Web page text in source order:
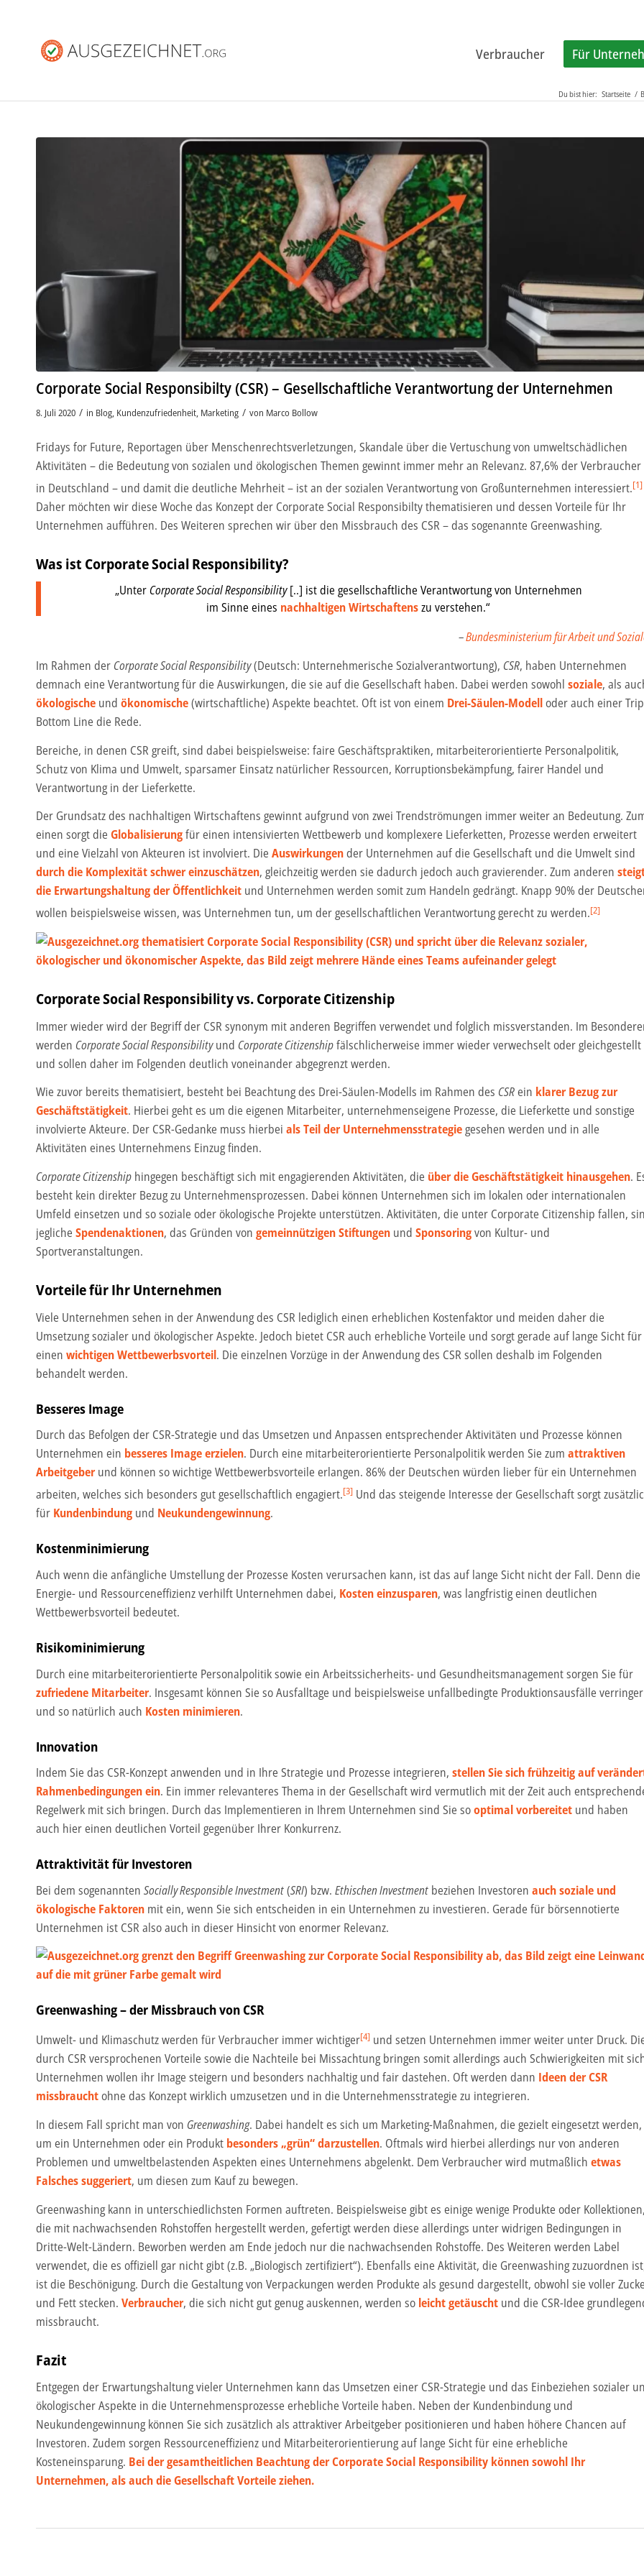
Verbraucher Für
Du bist hier: Startseite /
Corporate Social Responsibilty (CSR) – Gesellschaftliche Verantwortung der Unternehmen
8. Juli 2020 / in Blog, Kundenzufriedenheit, Marketing / von Marco Bollow
Fridays for Future, Reportagen über Menschenrechtsverletzungen, Skandale über die Vertuschung von umweltschädlichen
Aktivitäten – die Bedeutung von sozialen und ökologischen Themen gewinnt immer mehr an Relevanz. 87,6% der Verbraucher
in Deutschland – und damit die deutliche Mehrheit – ist an der sozialen Verantwortung von Großunternehmen interessiert.[1]
Daher möchten wir diese Woche das Konzept der Corporate Social Responsibilty thematisieren und dessen Vorteile für Ihr
Unternehmen aufführen. Des Weiteren sprechen wir über den Missbrauch des CSR – das sogenannte Greenwashing.
Was ist Corporate Social Responsibility?
„Unter Corporate Social Responsibility[..] ist die gesellschaftliche Verantwortung von Unternehmen
im Sinne eines nachhaltigen Wirtschaftenszu verstehen.“
–Bundesministerium für Arbeit und
Im Rahmen der Corporate Social Responsibility(Deutsch: Unternehmerische Sozialverantwortung), CSR, haben Unternehmen
demnach eine Verantwortung für die Auswirkungen, die sie auf die Gesellschaft haben. Dabei werden sowohl soziale, als
ökologische und ökonomische(wirtschaftliche) Aspekte beachtet. Oft ist von einem Drei-Säulen-Modelloder auch einer
Bottom Line die Rede.
Bereiche, in denen CSR greift, sind dabei beispielsweise: faire Geschäftspraktiken, mitarbeiterorientierte Personalpolitik,
Schutz von Klima und Umwelt, sparsamer Einsatz natürlicher Ressourcen, Korruptionsbekämpfung, fairer Handel und
Verantwortung in der Lieferkette.
Der Grundsatz des nachhaltigen Wirtschaftens gewinnt aufgrund von zwei Trendströmungen immer weiter an Bedeutung.
einen sorgt die Globalisierungfür einen intensivierten Wettbewerb und komplexere Lieferketten, Prozesse werden erweitert
und eine Vielzahl von Akteuren ist involviert. Die Auswirkungender Unternehmen auf die Gesellschaft und die Umwelt sind
durch die Komplexität schwer einzuschätzen, gleichzeitig werden sie dadurch jedoch auch gravierender. Zum anderen
die Erwartungshaltung der Öffentlichkeit und Unternehmen werden somit zum Handeln gedrängt. Knapp 90% der
wollen beispielsweise wissen, was Unternehmen tun, um der gesellschaftlichen Verantwortung gerecht zu werden.[2]
Corporate Social Responsibility vs. Corporate Citizenship
Immer wieder wird der Begriff der CSR synonym mit anderen Begriffen verwendet und folglich missverstanden. Im
werden Corporate Social Responsibilityund Corporate Citizenshipfälschlicherweise immer wieder verwechselt oder gleichgestellt
und sollen daher im Folgenden deutlich voneinander abgegrenzt werden.
Wie zuvor bereits thematisiert, besteht bei Beachtung des Drei-Säulen-Modells im Rahmen des CSRein klarer Bezug zur
Geschäftstätigkeit. Hierbei geht es um die eigenen Mitarbeiter, unternehmenseigene Prozesse, die Lieferkette und sonstige
involvierte Akteure. Der CSR-Gedanke muss hierbei als Teil der Unternehmensstrategiegesehen werden und in alle
Aktivitäten eines Unternehmens Einzug finden.
Corporate Citizenship hingegen beschäftigt sich mit engagierenden Aktivitäten, die über die Geschäftstätigkeit hinausgehen.
besteht kein direkter Bezug zu Unternehmensprozessen. Dabei können Unternehmen sich im lokalen oder internationalen
Umfeld einsetzen und so soziale oder ökologische Projekte unterstützen. Aktivitäten, die unter Corporate Citizenship fallen,
jegliche Spendenaktionen, das Gründen von gemeinnützigen Stiftungen und Sponsoringvon Kultur- und
Sportveranstaltungen.
Vorteile für Ihr Unternehmen
Viele Unternehmen sehen in der Anwendung des CSR lediglich einen erheblichen Kostenfaktor und meiden daher die
Umsetzung sozialer und ökologischer Aspekte. Jedoch bietet CSR auch erhebliche Vorteile und sorgt gerade auf lange Sicht für
einen wichtigen Wettbewerbsvorteil. Die einzelnen Vorzüge in der Anwendung des CSR sollen deshalb im Folgenden
behandelt werden.
Besseres Image
Durch das Befolgen der CSR-Strategie und das Umsetzen und Anpassen entsprechender Aktivitäten und Prozesse können
Unternehmen ein besseres Image erzielen. Durch eine mitarbeiterorientierte Personalpolitik werden Sie zum attraktiven
Arbeitgeberund können so wichtige Wettbewerbsvorteile erlangen. 86% der Deutschen würden lieber für ein Unternehmen
arbeiten, welches sich besonders gut gesellschaftlich engagiert.[3] Und das steigende Interesse der Gesellschaft sorgt
für Kundenbindung und Neukundengewinnung.
Kostenminimierung
Auch wenn die anfängliche Umstellung der Prozesse Kosten verursachen kann, ist das auf lange Sicht nicht der Fall. Denn die
Energie- und Ressourceneffizienz verhilft Unternehmen dabei, Kosten einzusparen, was langfristig einen deutlichen
Wettbewerbsvorteil bedeutet.
Risikominimierung
Durch eine mitarbeiterorientierte Personalpolitik sowie ein Arbeitssicherheits- und Gesundheitsmanagement sorgen Sie für
zufriedene Mitarbeiter. Insgesamt können Sie so Ausfalltage und beispielsweise unfallbedingte Produktionsausfälle
und so natürlich auch Kosten minimieren.
Innovation
Indem Sie das CSR-Konzept anwenden und in Ihre Strategie und Prozesse integrieren, stellen Sie sich frühzeitig auf
Rahmenbedingungen ein. Ein immer relevanteres Thema in der Gesellschaft wird vermutlich mit der Zeit auch
Regelwerk mit sich bringen. Durch das Implementieren in Ihrem Unternehmen sind Sie sooptimal vorbereitet und haben
auch hier einen deutlichen Vorteil gegenüber Ihrer Konkurrenz.
Attraktivität für Investoren
Bei dem sogenannten Socially Responsible Investment(SRI) bzw. Ethischen Investment beziehen Investoren auch soziale und
ökologische Faktoren mit ein, wenn Sie sich entscheiden in ein Unternehmen zu investieren. Gerade für börsennotierte
Unternehmen ist CSR also auch in dieser Hinsicht von enormer Relevanz.
Greenwashing – der Missbrauch von CSR
Umwelt- und Klimaschutz werden für Verbraucher immer wichtiger[4] und setzen Unternehmen immer weiter unter Druck.
durch CSR versprochenen Vorteile sowie die Nachteile bei Missachtung bringen somit allerdings auch Schwierigkeiten mit
Unternehmen wollen ihr Image steigern und besonders nachhaltig und fair dastehen. Oft werden dann Ideen der CSR
missbrauchtohne das Konzept wirklich umzusetzen und in die Unternehmensstrategie zu integrieren.
In diesem Fall spricht man von Greenwashing. Dabei handelt es sich um Marketing-Maßnahmen, die gezielt eingesetzt werden,
um ein Unternehmen oder ein Produkt besonders „grün“ darzustellen. Oftmals wird hierbei allerdings nur von anderen
Problemen und umweltbelastenden Aspekten eines Unternehmens abgelenkt. Dem Verbraucher wird mutmaßlich etwas
Falsches suggeriert, um diesen zum Kauf zu bewegen.
Greenwashing kann in unterschiedlichsten Formen auftreten. Beispielsweise gibt es einige wenige Produkte oder
die mit nachwachsenden Rohstoffen hergestellt werden, gefertigt werden diese allerdings unter widrigen Bedingungen in
Dritte-Welt-Ländern. Beworben werden am Ende jedoch nur die nachwachsenden Rohstoffe. Des Weiteren werden Label
verwendet, die es offiziell gar nicht gibt (z.B. „Biologisch zertifiziert“). Ebenfalls eine Aktivität, die Greenwashing zuzuordnen
ist die Beschönigung. Durch die Gestaltung von Verpackungen werden Produkte als gesund dargestellt, obwohl sie voller
und Fett stecken. Verbraucher, die sich nicht gut genug auskennen, werden so leicht getäuscht und die CSR-Idee
missbraucht.
Fazit
Entgegen der Erwartungshaltung vieler Unternehmen kann das Umsetzen einer CSR-Strategie und das Einbeziehen sozialer
ökologischer Aspekte in die Unternehmensprozesse erhebliche Vorteile haben. Neben der Kundenbindung und
Neukundengewinnung können Sie sich zusätzlich als attraktiver Arbeitgeber positionieren und haben höhere Chancen auf
Investoren. Zudem sorgen Ressourceneffizienz und Mitarbeiterorientierung auf lange Sicht für eine erhebliche
Kosteneinsparung. Bei der gesamtheitlichen Beachtung der Corporate Social Responsibility können sowohl Ihr
Unternehmen, als auch die Gesellschaft Vorteile ziehen.